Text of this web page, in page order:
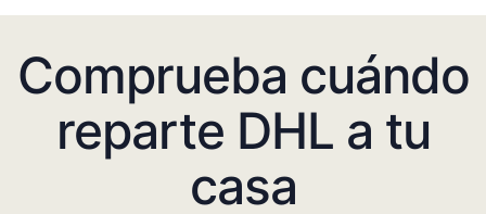
Comprueba cuándo
reparte DHL a tu
casa